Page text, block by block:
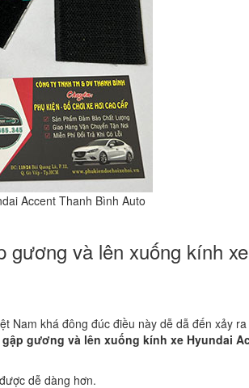
Accent Thanh Bình Auto
và lên xuống kính
Nam khá đông đúc điều này dễ dẫ đến xảy
gương và lên xuống kính xe Hyundai
dễ dàng hơn.